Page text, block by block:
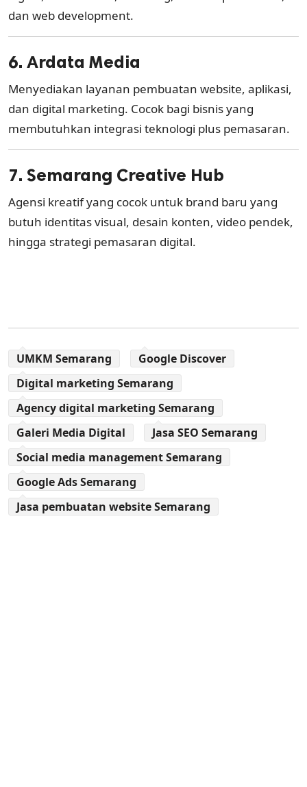
dan web development.
6. Ardata Media
Menyediakan layanan pembuatan website, aplikasi,
dan digital marketing. Cocok bagi bisnis yang
membutuhkan integrasi teknologi plus pemasaran.
7. Semarang Creative Hub
Agensi kreatif yang cocok untuk brand baru yang
butuh identitas visual, desain konten, video pendek,
hingga strategi pemasaran digital.
UMKM Semarang
Google Discover
Digital marketing Semarang
Agency digital marketing Semarang
Galeri Media Digital
Jasa SEO Semarang
Social media management Semarang
Google Ads Semarang
Jasa pembuatan website Semarang